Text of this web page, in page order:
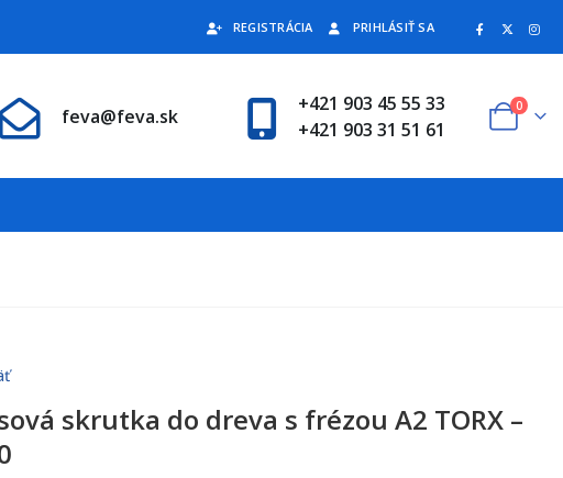
REGISTRÁCIA PRIHLÁSIŤ SA
feva@feva.sk
+421 903 45 55 33
+421 903 31 51 61
0
skrutka do dreva s frézou A2 TORX –